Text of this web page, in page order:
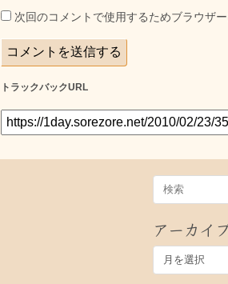
次回のコメントで使用するためブラウザ
トラックバックURL
アーカイ
ー